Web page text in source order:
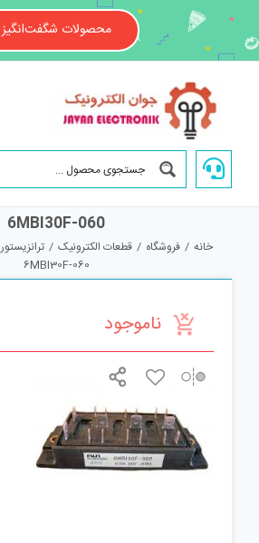
content
محصولات شگفت‌انگیز
6MBI30F-060
خانه / فروشگاه / قطعات الکترونیک / ترانزیستور
6MBI30F-060
ناموجود